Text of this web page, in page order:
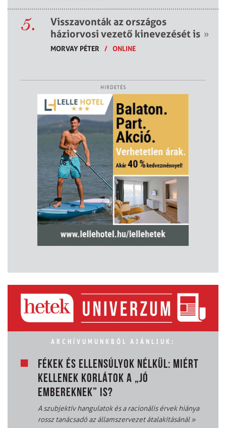
5.
Visszavonták az országos
háziorvosi vezető kinevezését is »
MORVAY PÉTER / ONLINE
HIRDETÉS
ARCHÍVUMUNKBÓL AJÁNLJUK:
FÉKEK ÉS ELLENSÚLYOK NÉLKÜL: MIÉRT
KELLENEK KORLÁTOK A „JÓ
EMBEREKNEK” IS?
A szubjektív hangulatok és a racionális érvek hiánya
rossz tanácsadó az államszervezet átalakításánál»